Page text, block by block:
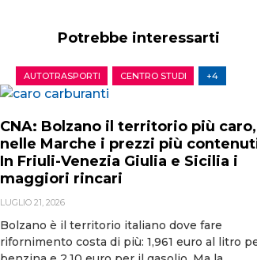
Potrebbe interessarti
AUTOTRASPORTI CENTRO STUDI +4
CNA: Bolzano il territorio più caro,
nelle Marche i prezzi più
In Friuli-Venezia Giulia e Sicilia i
maggiori rincari
LUGLIO 21, 2026
Bolzano è il territorio italiano dove fare
rifornimento costa di più: 1,961 euro al litro